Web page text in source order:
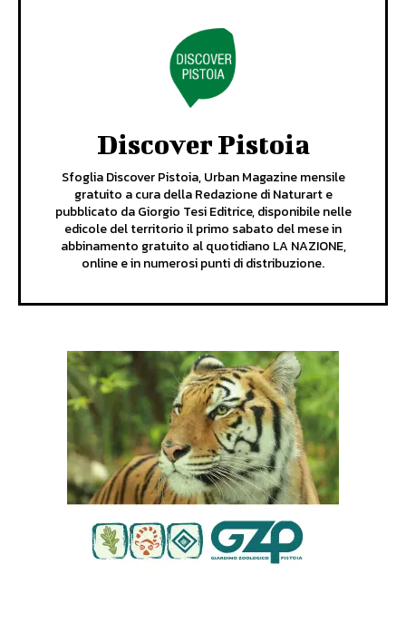
Discover Pistoia
Sfoglia Discover Pistoia, Urban Magazine mensile
gratuito a cura della Redazione di Naturart e
pubblicato da Giorgio Tesi Editrice, disponibile nelle
edicole del territorio il primo sabato del mese in
abbinamento gratuito al quotidiano LA NAZIONE,
online e in numerosi punti di distribuzione.